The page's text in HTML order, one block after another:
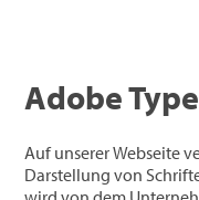
Adobe
Auf unserer Webseite
Darstellung von